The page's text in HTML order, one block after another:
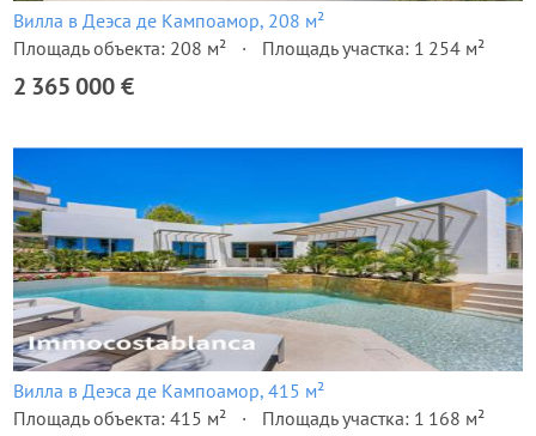
Вилла в Деэса де Кампоамор, 208 м²
Площадь объекта: 208 м²
Площадь участка: 1 254 м²
2 365 000 €
Вилла в Деэса де Кампоамор, 415 м²
Площадь объекта: 415 м²
Площадь участка: 1 168 м²